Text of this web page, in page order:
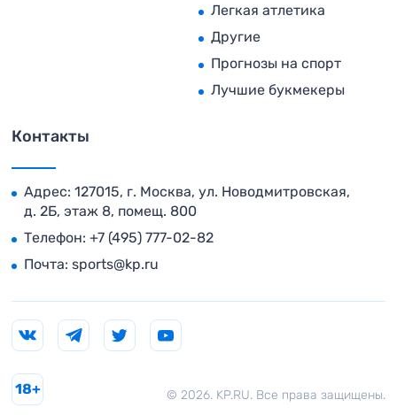
Легкая атлетика
Другие
Прогнозы на спорт
Лучшие букмекеры
Контакты
Адрес: 127015, г. Москва, ул. Новодмитровская,
д. 2Б, этаж 8, помещ. 800
Телефон: +7 (495) 777-02-82
Почта: sports@kp.ru
© 2026. KP.RU. Все права защищены.
18+